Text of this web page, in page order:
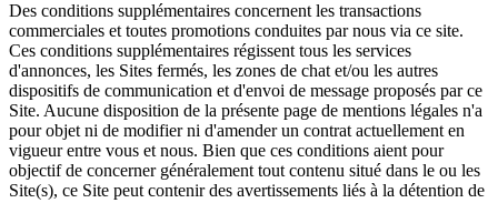
Des conditions supplémentaires concernent les transactions
commerciales et toutes promotions conduites par nous via ce site.
Ces conditions supplémentaires régissent tous les services
d'annonces, les Sites fermés, les zones de chat et/ou les autres
dispositifs de communication et d'envoi de message proposés par ce
Site. Aucune disposition de la présente page de mentions légales n'a
pour objet ni de modifier ni d'amender un contrat actuellement en
vigueur entre vous et nous. Bien que ces conditions aient pour
objectif de concerner généralement tout contenu situé dans le ou les
Site(s), ce Site peut contenir des avertissements liés à la détention de